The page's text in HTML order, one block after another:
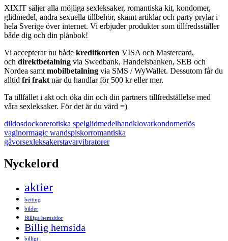
XIXIT säljer alla möjliga sexleksaker, romantiska kit, kondomer,
glidmedel, andra sexuella tillbehör, skämt artiklar och party prylar i
hela Sverige över internet. Vi erbjuder produkter som tillfredsställer
både dig och din plånbok!
Vi accepterar nu både kreditkorten VISA och Mastercard,
och direktbetalning via Swedbank, Handelsbanken, SEB och
Nordea samt mobilbetalning via SMS / WyWallet. Dessutom får du
alltid fri frakt när du handlar för 500 kr eller mer.
Ta tillfället i akt och öka din och din partners tillfredställelse med
våra sexleksaker. För det är du värd =)
dildosdockorerotiska spelglidmedelhandklovarkondomerlös
vaginormagic wandspiskorromantiska
gåvorsexleksakerstavarvibratorer
Nyckelord
aktier
betting
bilder
Billiga hemsidor
Billig hemsida
billigt